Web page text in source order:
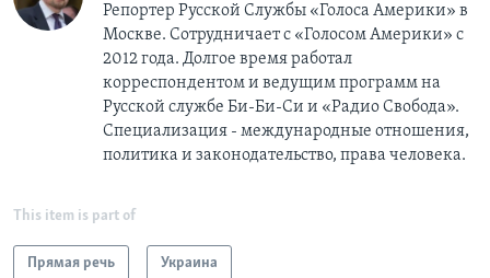
Репортер Русской Службы «Голоса Америки» в
Москве. Сотрудничает с «Голосом Америки» с
2012 года. Долгое время работал
корреспондентом и ведущим программ на
Русской службе Би-Би-Си и «Радио Свобода».
Специализация - международные отношения,
политика и законодательство, права человека.
This item is part of
Прямая речь Украина